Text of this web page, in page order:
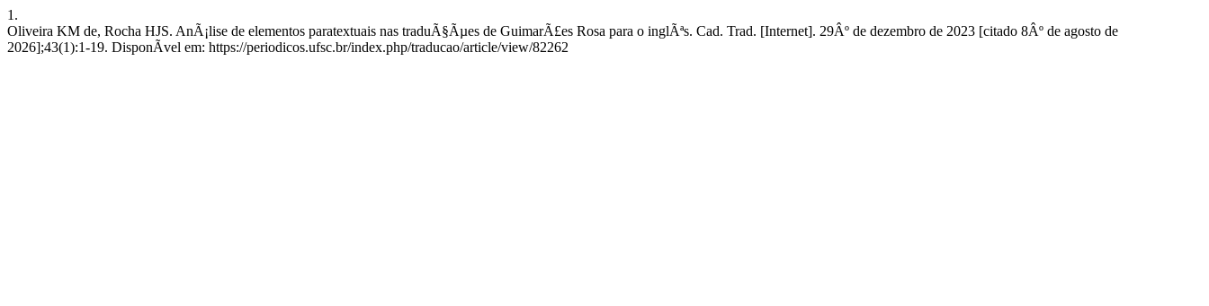
1.
Oliveira KM de, Rocha HJS. AnÃ¡lise de elementos paratextuais nas traduÃ§Ãµes de GuimarÃ£es Rosa para o inglÃªs. Cad. Trad. [Internet]. 29Âº de dezembro de 2023 [citado 8Âº de agosto de
2026];43(1):1-19. DisponÃ­vel em: https://periodicos.ufsc.br/index.php/traducao/article/view/82262